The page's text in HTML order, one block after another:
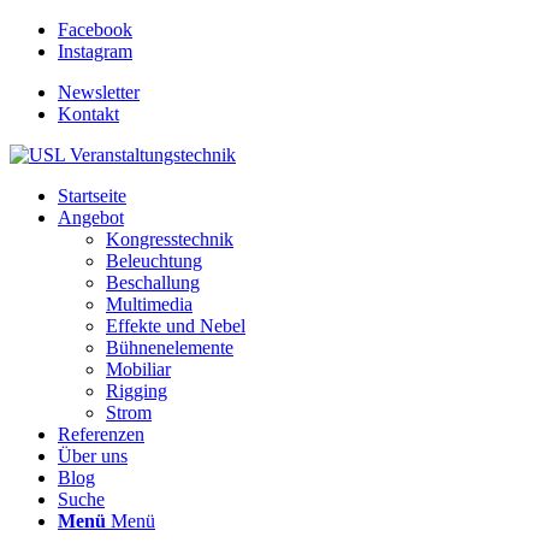
Facebook
Instagram
Newsletter
Kontakt
Startseite
Angebot
Kongresstechnik
Beleuchtung
Beschallung
Multimedia
Effekte und Nebel
Bühnenelemente
Mobiliar
Rigging
Strom
Referenzen
Über uns
Blog
Suche
Menü Menü